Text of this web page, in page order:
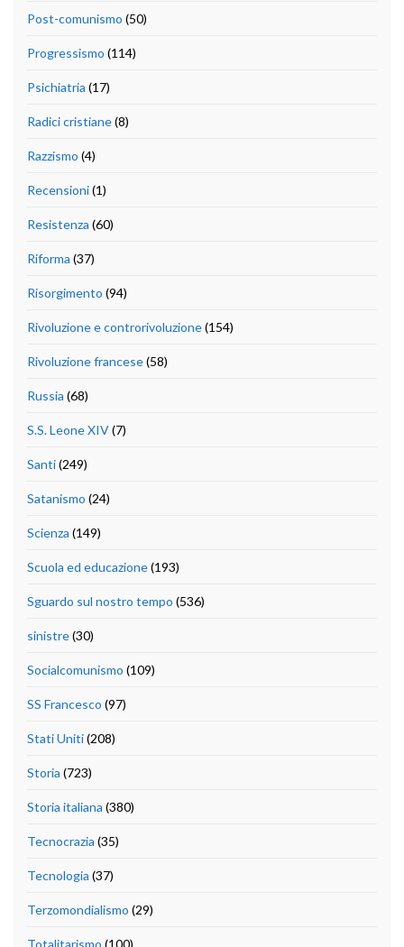
Post-comunismo (50)
Progressismo (114)
Psichiatria (17)
Radici cristiane(8)
Razzismo (4)
Recensioni(1)
Resistenza (60)
Riforma (37)
Risorgimento (94)
Rivoluzione e controrivoluzione(154)
Rivoluzione francese(58)
Russia (68)
S.S. Leone XIV(7)
Santi(249)
Satanismo (24)
Scienza (149)
Scuola ed educazione(193)
Sguardo sul nostro tempo (536)
sinistre(30)
Socialcomunismo (109)
SS Francesco (97)
Stati Uniti(208)
Storia (723)
Storia italiana (380)
Tecnocrazia (35)
Tecnologia (37)
Terzomondialismo (29)
Totalitarismo (100)